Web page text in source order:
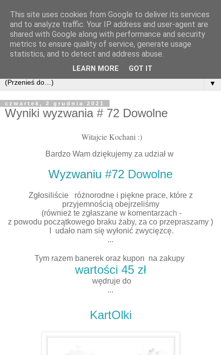
▼
czwartek, 2 grudnia 2021
Wyniki wyzwania # 72 Dowolne
Witajcie Kochani :)
Bardzo Wam dziękujemy za udział w
Wyzwaniu #72 Dowolne
Zgłosiliście różnorodne i piękne prace, które z
przyjemnością obejrzeliśmy
(również te zgłaszane w komentarzach -
z powodu początkowego braku żaby, za co przepraszamy )
I udało nam się wyłonić zwycięzcę.
...
Tym razem banerek oraz kupon na zakupy
wartości 45 zł
wędruje do
...
KartOlki
This site uses cookies from Google to deliver its services
and to analyze traffic. Your IP address and user-agent are
shared with Google along with performance and security
metrics to ensure quality of service, generate usage
statistics, and to detect and address abuse.
LEARN MORE GOT IT